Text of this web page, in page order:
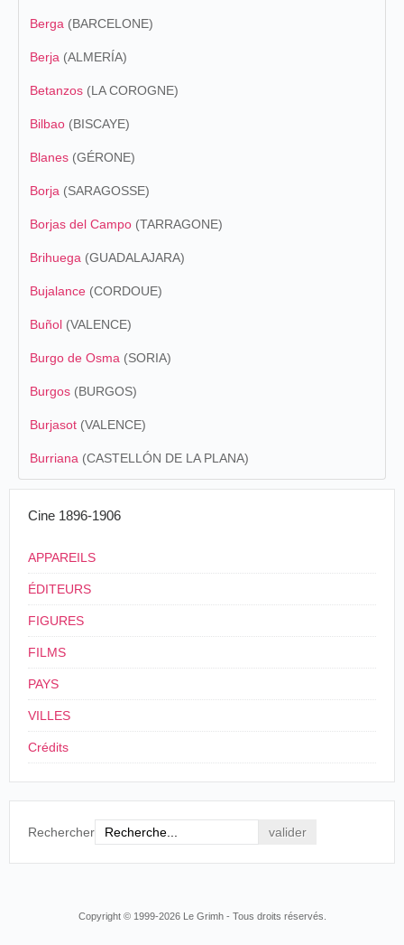
Berga (BARCELONE)
Berja (ALMERÍA)
Betanzos (LA COROGNE)
Bilbao (BISCAYE)
Blanes (GÉRONE)
Borja (SARAGOSSE)
Borjas del Campo (TARRAGONE)
Brihuega (GUADALAJARA)
Bujalance (CORDOUE)
Buñol (VALENCE)
Burgo de Osma (SORIA)
Burgos (BURGOS)
Burjasot (VALENCE)
Burriana (CASTELLÓN DE LA PLANA)
Cine 1896-1906
APPAREILS
ÉDITEURS
FIGURES
FILMS
PAYS
VILLES
Crédits
Rechercher
Copyright © 1999-2026 Le Grimh - Tous droits réservés.